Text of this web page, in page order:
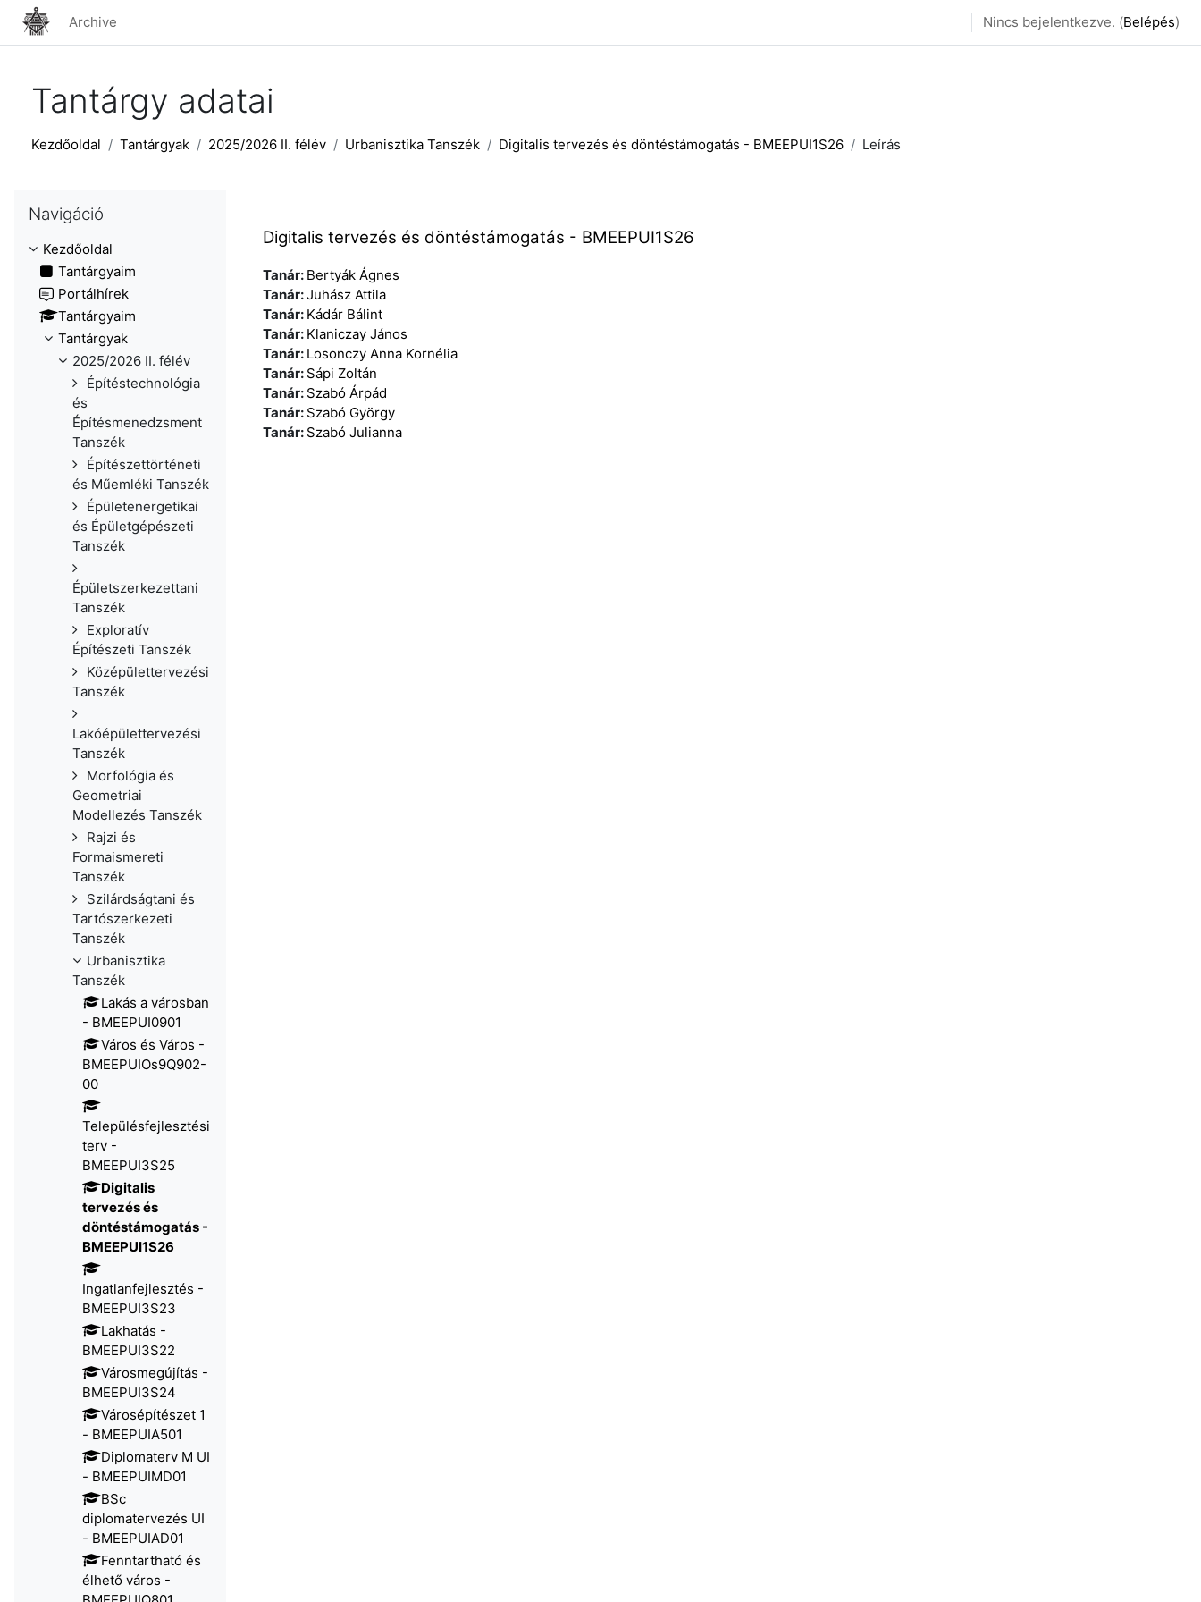
Tovább a fő tartalomhoz
Archive Nincs bejelentkezve. (Belépés)
Tantárgy adatai
Kezdőoldal Tantárgyak 2025/2026 II. félév Urbanisztika Tanszék Digitalis tervezés és döntéstámogatás - BMEEPUI1S26 Leírás
Digitalis tervezés és döntéstámogatás - BMEEPUI1S26
Tanár: Bertyák Ágnes
Tanár:Juhász Attila
Tanár: Kádár Bálint
Tanár: Klaniczay János
Tanár: Losonczy Anna Kornélia
Tanár: Sápi Zoltán
Tanár: Szabó Árpád
Tanár: Szabó György
Tanár: Szabó Julianna
Navigáció
Kezdőoldal
Tantárgyaim
Portálhírek
Tantárgyaim
Tantárgyak
2025/2026 II. félév
Építéstechnológia
és
Építésmenedzsment
Tanszék
Építészettörténeti
és Műemléki Tanszék
Épületenergetikai
és Épületgépészeti
Tanszék
Épületszerkezettani
Tanszék
Exploratív
Építészeti Tanszék
Középülettervezési
Tanszék
Lakóépülettervezési
Tanszék
Morfológia és
Geometriai
Modellezés Tanszék
Rajzi és
Formaismereti
Tanszék
Szilárdságtani és
Tartószerkezeti
Tanszék
Urbanisztika
Tanszék
Lakás a városban
- BMEEPUI0901
Város és Város -
BMEEPUIOs9Q902-
00
Településfejlesztési
terv -
BMEEPUI3S25
Digitalis
tervezés és
döntéstámogatás -
BMEEPUI1S26
Ingatlanfejlesztés -
BMEEPUI3S23
Lakhatás -
BMEEPUI3S22
Városmegújítás -
BMEEPUI3S24
Városépítészet 1
- BMEEPUIA501
Diplomaterv M UI
- BMEEPUIMD01
BSc
diplomatervezés UI
- BMEEPUIAD01
Fenntartható és
élhető város -